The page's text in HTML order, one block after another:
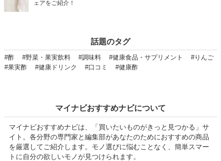
ェアをご紹介！
話題のタグ
#酢 #野菜・果実飲料 #調味料 #健康食品・サプリメント
#りんご
#果実酢
#健康ドリンク #口コミ #健康酢
マイナビおすすめナビについて
マイナビおすすめナビは、「買いたいものがきっと見つかる」サ
イト。各分野の専門家と編集部があなたのためにおすすめの商品
を厳選してご紹介します。モノ選びに悩むことなく、簡単スマー
トに自分の欲しいモノが見つけられます。